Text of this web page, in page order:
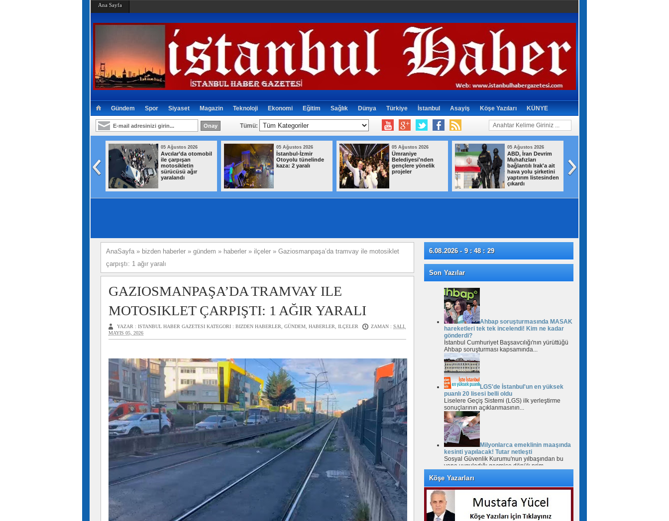
Ana Sayfa
Gündem Spor Siyaset Magazin Teknoloji Ekonomi Eğitim Sağlık Dünya Türkiye İstanbul Asayiş Köşe Yazıları KÜNYE
Tümü:
05 Ağustos 2026
Avcılar’da otomobil
ile çarpışan
motosikletin
sürücüsü ağır
yaralandı
05 Ağustos 2026
İstanbul-İzmir
Otoyolu tünelinde
kaza: 2 yaralı
05 Ağustos 2026
Ümraniye
Belediyesi'nden
gençlere yönelik
projeler
05 Ağustos 2026
ABD, İran Devrim
Muhafızları
bağlantılı Irak'a ait
hava yolu şirketini
yaptırım listesinden
çıkardı
AnaSayfa » bizden haberler » gündem » haberler » ilçeler » Gaziosmanpaşa’da tramvay ile motosiklet
çarpıştı: 1 ağır yaralı
GAZIOSMANPAŞA’DA TRAMVAY ILE
MOTOSIKLET ÇARPIŞTI: 1 AĞIR YARALI
YAZAR : ISTANBUL HABER GAZETESI KATEGORI : BIZDEN HABERLER, GÜNDEM, HABERLER, ILÇELER ZAMAN : SALI,
MAYIS 05, 2026
6.08.2026 - 9 : 48 : 29
Son Yazılar
Ahbap soruşturmasında MASAK
hareketleri tek tek incelendi! Kim ne kadar
gönderdi?
İstanbul Cumhuriyet Başsavcılığı'nın yürüttüğü
Ahbap soruşturması kapsamında...
LGS'de İstanbul'un en yüksek
puanlı 20 lisesi belli oldu
Liselere Geçiş Sistemi (LGS) ilk yerleştirme
sonuçlarının açıklanmasının...
Milyonlarca emeklinin maaşında
kesinti yapılacak! Tutar netleşti
Sosyal Güvenlik Kurumu'nun yılbaşından bu
yana uyguladığı geçmişe dönük prim...
İzmir Otogarı için tahliye kararı!
Yargıtay son noktayı koydu
İzmir Büyükşehir Belediyesi ile İZOTAŞ
Köşe Yazarları